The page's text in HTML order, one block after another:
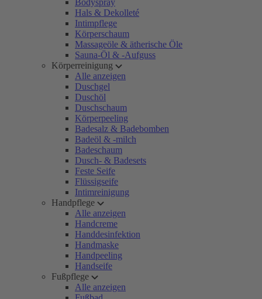
Bodyspray
Hals & Dekolleté
Intimpflege
Körperschaum
Massageöle & ätherische Öle
Sauna-Öl & -Aufguss
Körperreinigung
Alle anzeigen
Duschgel
Duschöl
Duschschaum
Körperpeeling
Badesalz & Badebomben
Badeöl & -milch
Badeschaum
Dusch- & Badesets
Feste Seife
Flüssigseife
Intimreinigung
Handpflege
Alle anzeigen
Handcreme
Handdesinfektion
Handmaske
Handpeeling
Handseife
Fußpflege
Alle anzeigen